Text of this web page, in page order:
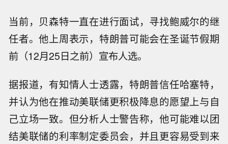
当前，贝森特一直在进行面试，寻找鲍威尔的继
任者。他上周表示，特朗普可能会在圣诞节假期
前（12月25日之前）宣布人选。
据报道，有知情人士透露，特朗普信任哈塞特，
并认为他在推动美联储更积极降息的愿望上与自
己立场一致。但分析人士警告称，他可能难以团
结美联储的利率制定委员会，并且更容易受到来